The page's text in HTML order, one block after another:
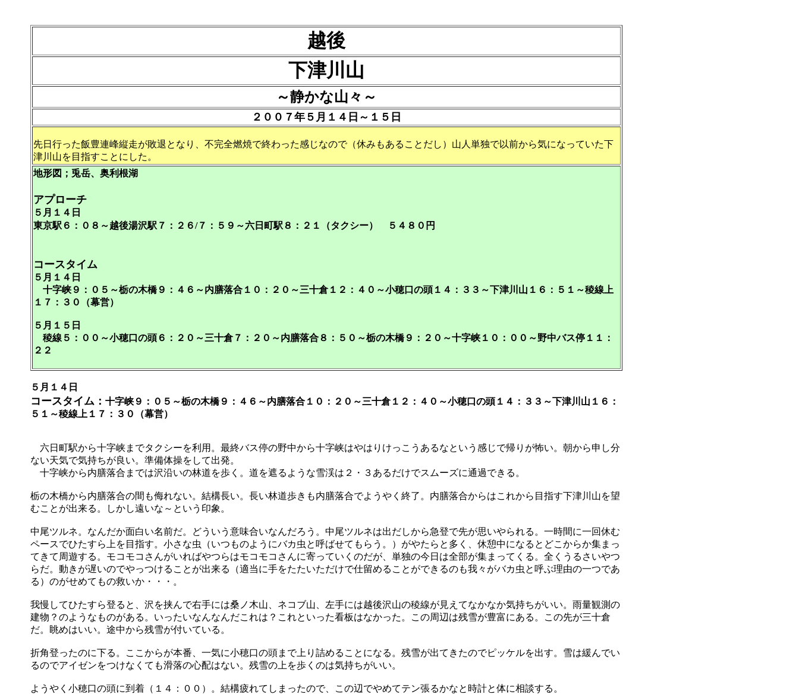
越後
下津川山
～静かな山々～
２００７年５月１４日～１５日
先日行った飯豊連峰縦走が敗退となり、不完全燃焼で終わった感じなので（休みもあることだし）山人単独で以前から気になっていた下
津川山を目指すことにした。
地形図；兎岳、奥利根湖
アプローチ
５月１４日
東京駅６：０８～越後湯沢駅７：２６/７：５９～六日町駅８：２１（タクシー） ５４８０円
コースタイム
５月１４日
十字峡９：０５～栃の木橋９：４６～内膳落合１０：２０～三十倉１２：４０～小穂口の頭１４：３３～下津川山１６：５１～稜線上
１７：３０（幕営）
５月１５日
稜線５：００～小穂口の頭６：２０～三十倉７：２０～内膳落合８：５０～栃の木橋９：２０～十字峡１０：００～野中バス停１１：
２２
５月１４日
コースタイム： 十字峡９：０５～栃の木橋９：４６～内膳落合１０：２０～三十倉１２：４０～小穂口の頭１４：３３～下津川山１６：
５１～稜線上１７：３０（幕営）
六日町駅から十字峡までタクシーを利用。最終バス停の野中から十字峡はやはりけっこうあるなという感じで帰りが怖い。朝から申し分
ない天気で気持ちが良い。準備体操をして出発。
十字峡から内膳落合までは沢沿いの林道を歩く。道を遮るような雪渓は２・３あるだけでスムーズに通過できる。
栃の木橋から内膳落合の間も侮れない。結構長い。長い林道歩きも内膳落合でようやく終了。内膳落合からはこれから目指す下津川山を望
むことが出来る。しかし遠いな～という印象。
中尾ツルネ。なんだか面白い名前だ。どういう意味合いなんだろう。中尾ツルネは出だしから急登で先が思いやられる。一時間に一回休む
ペースでひたすら上を目指す。小さな虫（いつものようにバカ虫と呼ばせてもらう。）がやたらと多く、休憩中になるとどこからか集まっ
てきて周遊する。モコモコさんがいればやつらはモコモコさんに寄っていくのだが、単独の今日は全部が集まってくる。全くうるさいやつ
らだ。動きが遅いのでやっつけることが出来る（適当に手をたたいただけで仕留めることができるのも我々がバカ虫と呼ぶ理由の一つであ
る）のがせめてもの救いか・・・。
我慢してひたすら登ると、沢を挟んで右手には桑ノ木山、ネコブ山、左手には越後沢山の稜線が見えてなかなか気持ちがいい。雨量観測の
建物？のようなものがある。いったいなんなんだこれは？これといった看板はなかった。この周辺は残雪が豊富にある。この先が三十倉
だ。眺めはいい。途中から残雪が付いている。
折角登ったのに下る。ここからが本番、一気に小穂口の頭まで上り詰めることになる。残雪が出てきたのでピッケルを出す。雪は緩んでい
るのでアイゼンをつけなくても滑落の心配はない。残雪の上を歩くのは気持ちがいい。
ようやく小穂口の頭に到着（１４：００）。結構疲れてしまったので、この辺でやめてテン張るかなと時計と体に相談する。